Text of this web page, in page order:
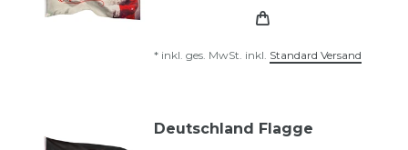
* inkl. ges. MwSt. inkl. Standard Versand
Deutschland Flagge